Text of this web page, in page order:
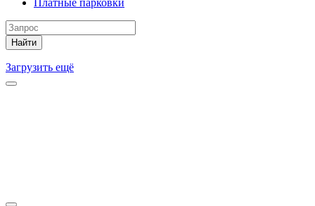
Платные парковки
Найти
Загрузить ещё